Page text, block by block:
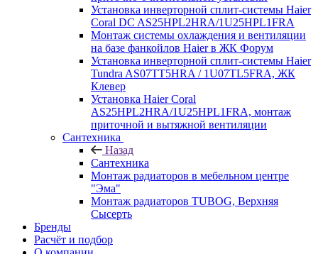
Установка инверторной сплит-системы Haier
Coral DC AS25HPL2HRA/1U25HPL1FRA
Монтаж системы охлаждения и вентиляции
на базе фанкойлов Haier в ЖК Форум
Установка инверторной сплит-системы Haier
Tundra AS07TT5HRA / 1U07TL5FRA, ЖК
Клевер
Установка Haier Coral
AS25HPL2HRA/1U25HPL1FRA, монтаж
приточной и вытяжной вентиляции
Сантехника
Назад
Сантехника
Монтаж радиаторов в мебельном центре
"Эма"
Монтаж радиаторов TUBOG, Верхняя
Сысерть
Бренды
Расчёт и подбор